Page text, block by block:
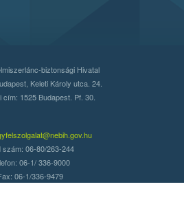
biztonsági Hivatal
Keleti Károly utca. 24.
cím: 1525 Budapest. Pf. 30.
szám: 06-80/263-244
06-1/ 336-9000
06-1/336-9479